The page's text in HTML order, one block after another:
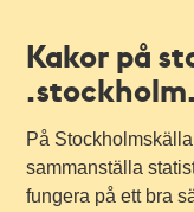
Kakor på
På
sammanställa
fungera på ett bra